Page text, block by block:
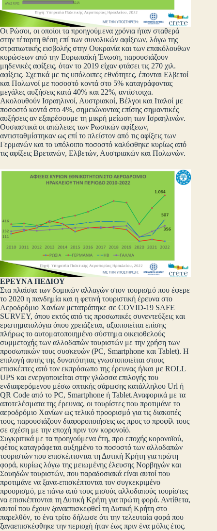
Οι Ρώσοι, οι οποίοι τα προηγούμενα χρόνια ήταν σταθερά
στην τέταρτη θέση επί των συνολικών αφίξεων, λόγω της
στρατιωτικής εισβολής στην Ουκρανία και των επακόλουθων
κυρώσεων από την Ευρωπαϊκή Ένωση, παρουσιάζουν
μηδενικές αφίξεις, όταν το 2019 είχαν φτάσει τις 270 χιλ.
αφίξεις. Σχετικά με τις υπόλοιπες εθνότητες, έπονται Ελβετοί
και Πολωνοί με ποσοστό κοντά στο 5% καταγράφοντας
μεγάλες αυξήσεις κατά 40% και 22%, αντίστοιχα.
Ακολουθούν Ισραηλινοί, Αυστριακοί, Βέλγοι και Ιταλοί με
ποσοστό κοντά στο 4%, σημειώνοντας επίσης σημαντικές
αυξήσεις αν εξαιρέσουμε τη μικρή μείωση των Ισραηλινών.
Ουσιαστικά οι απώλειες των Ρωσικών αφίξεων,
αντισταθμίστηκαν ως επί το πλείστον από τις αφίξεις των
Γερμανών και το υπόλοιπο ποσοστό καλύφθηκε κυρίως από
τις αφίξεις Βρετανών, Ελβετών, Αυστριακών και Πολωνών.
ΕΡΕΥΝΑ ΠΕΔΙΟΥ
Στα πλαίσια των δομικών αλλαγών στον τουρισμό που έφερε
το 2020 η πανδημία και η φετινή τουριστική έρευνα στο
Αεροδρόμιο Χανίων μετατράπηκε σε COVID-19 SAFE
SURVEY, όπου εκτός από τις προσωπικές συνεντεύξεις και
ερωτηματολόγια όπου χρειάζεται, αξιοποιείται επίσης
πλήρως το αυτοματοποιημένο σύστημα οικειοθελούς
συμμετοχής των αλλοδαπών τουριστών με την χρήση των
προσωπικών τους συσκευών (PC, Smartphone και Tablet). Η
επιλογή αυτής της δυνατότητας γνωστοποιείται στους
επισκέπτες από τον εκπρόσωπο της έρευνας ή/και με ROLL
UPS και ενεργοποιείται στην γλώσσα επιλογής του
ενδιαφερόμενου μέσω οπτικής σάρωσης κατάλληλου Url ή
QR Code από το PC, Smartphone ή Tablet.Αναφορικά με τα
αποτελέσματα της έρευνας, οι τουρίστες που προτιμάνε το
αεροδρόμιο Χανίων ως τελικό προορισμό για τις διακοπές
τους, παρουσιάζουν διαφοροποιήσεις ως προς το προφίλ τους
σε σχέση με την εποχή πριν τον κορονοϊό.
Συγκριτικά με τα προηγούμενα έτη, προ εποχής κορονοϊού,
φέτος καταγράφεται αυξημένο το ποσοστό των αλλοδαπών
τουριστών που επισκέπτονται τη Δυτική Κρήτη για πρώτη
φορά, κυρίως λόγω της μειωμένης έλευσης Νορβηγών και
Σουηδών τουριστών, που παραδοσιακά είναι αυτοί που
προτιμάνε να ξανα-επισκέπτονται τον συγκεκριμένο
προορισμό, με πάνω από τους μισούς αλλοδαπούς τουρίστες
να επισκέπτονται τη Δυτική Κρήτη για πρώτη φορά. Αντίθετα,
αυτοί που έχουν ξαναεπισκεφθεί τη Δυτική Κρήτη στο
παρελθόν, το ένα τρίτο δήλωσε ότι την τελευταία φορά που
ξαναεπισκέφθηκε την περιοχή ήταν έως πριν ένα μόλις έτος.